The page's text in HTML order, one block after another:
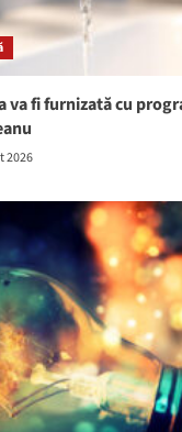
va fi furnizată cu
2026